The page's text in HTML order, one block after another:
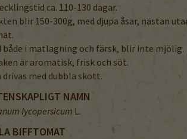
ca. 110-130 dagar.
blir 150-300g, med djupa åsar, nästan
både i matlagning och färsk, blir inte mjölig.
är aromatisk, frisk och söt.
drivas med dubbla skott.
NAMN
lycopersicum L.
BIFFTOMAT